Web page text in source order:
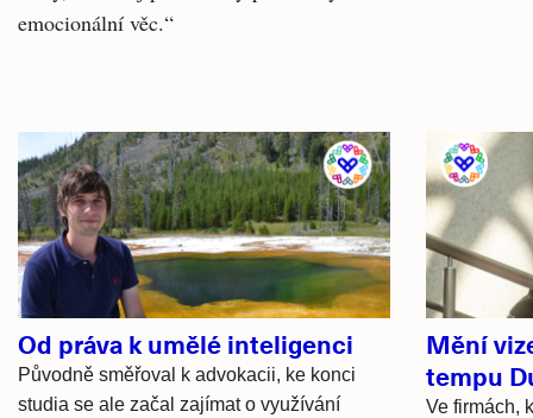
emocionální věc.“
Související
články
Od práva k umělé inteligenci
Původně směřoval k advokacii, ke konci
studia se ale začal zajímat o využívání
Mění
tempu
Ve firmách,